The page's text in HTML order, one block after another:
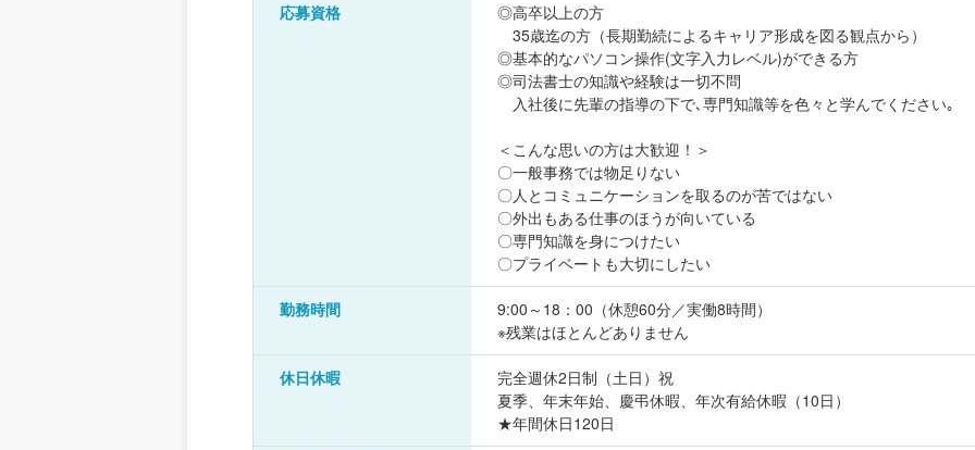
応募資格
◎高卒以上の方
35歳迄の方（長期勤続によるキャリア形成を図る観点から）
◎基本的なパソコン操作(文字入力レベル)ができる方
◎司法書士の知識や経験は一切不問
入社後に先輩の指導の下で､専門知識等を色々と学んでください｡
＜こんな思いの方は大歓迎！＞
〇一般事務では物足りない
〇人とコミュニケーションを取るのが苦ではない
〇外出もある仕事のほうが向いている
〇専門知識を身につけたい
〇プライベートも大切にしたい
勤務時間
9:00～18：00（休憩60分／実働8時間）
※残業はほとんどありません
休日休暇
完全週休2日制（土日）祝
夏季、年末年始、慶弔休暇、年次有給休暇（10日）
★年間休日120日